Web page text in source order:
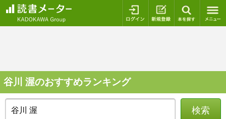
ログイン 新規登録
谷川 渥のおすすめランキング
検索